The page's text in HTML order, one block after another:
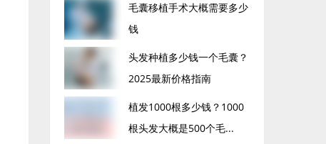
毛囊移植手术大概需要多少
钱
头发种植多少钱一个毛囊？
2025最新价格指南
植发1000根多少钱？1000
根头发大概是500个毛...